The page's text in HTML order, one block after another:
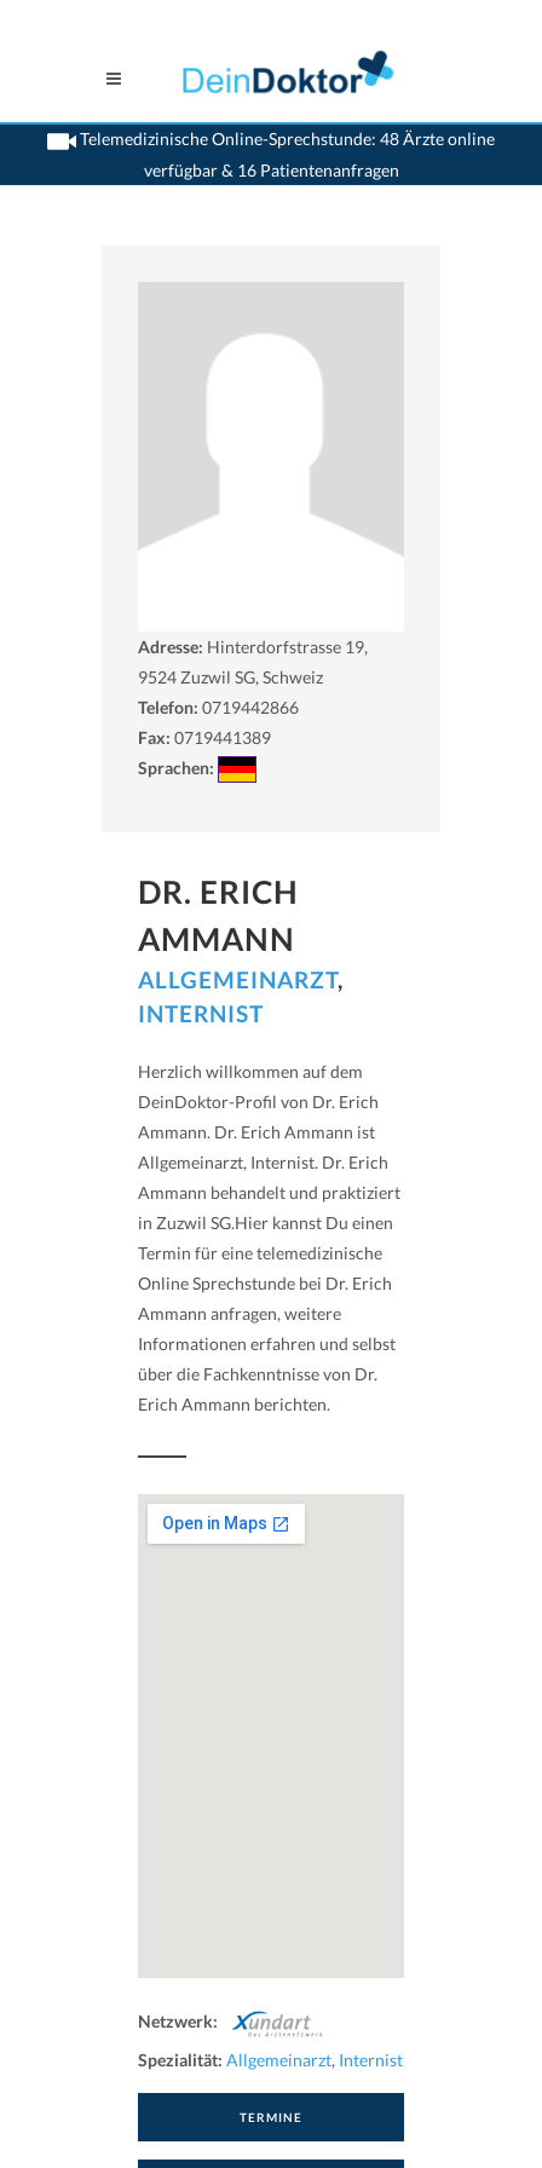
Telemedizinische Online-Sprechstunde: 48 Ärzte online
verfügbar & 16 Patientenanfragen
>Allgemeinaerzte>Zuzwil SG>Dr. Erich Ammann
Adresse: Hinterdorfstrasse 19,
9524 Zuzwil SG, Schweiz
Telefon: 0719442866
Fax: 0719441389
Sprachen:
DR. ERICH
AMMANN
ALLGEMEINARZT,
INTERNIST
Herzlich willkommen auf dem
DeinDoktor-Profil von Dr. Erich
Ammann. Dr. Erich Ammann ist
Allgemeinarzt, Internist. Dr. Erich
Ammann behandelt und praktiziert
in Zuzwil SG.Hier kannst Du einen
Termin für eine telemedizinische
Online Sprechstunde bei Dr. Erich
Ammann anfragen, weitere
Informationen erfahren und selbst
über die Fachkenntnisse von Dr.
Erich Ammann berichten.
Netzwerk:
Spezialität: Allgemeinarzt, Internist
TERMINE